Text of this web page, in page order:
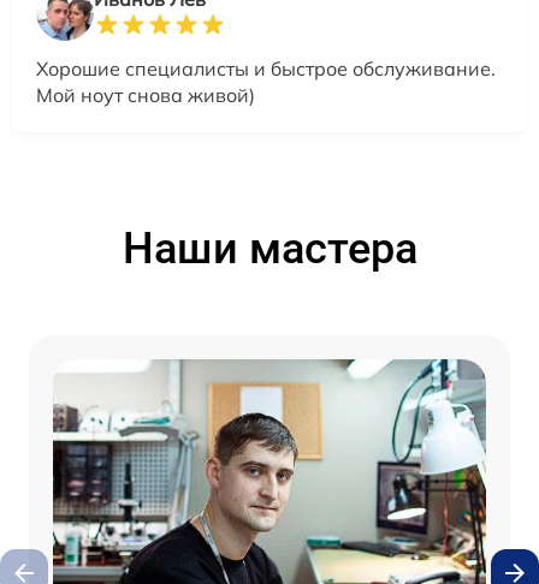
Хорошие специалисты и быстрое обслуживание.
Мой ноут снова живой)
Наши мастера